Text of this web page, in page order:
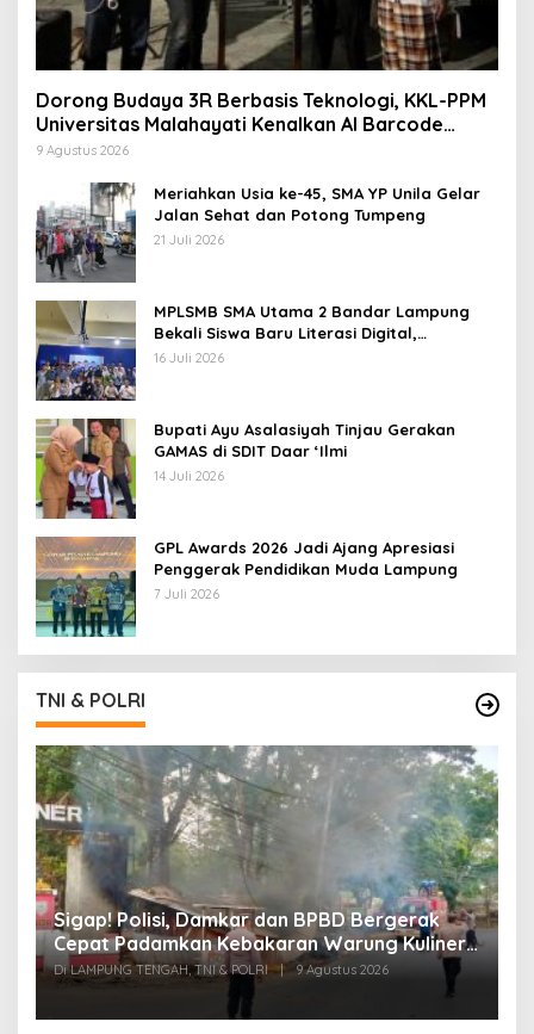
Dorong Budaya 3R Berbasis Teknologi, KKL-PPM
Universitas Malahayati Kenalkan AI Barcode
untuk Edukasi Sampah
9 Agustus 2026
Meriahkan Usia ke-45, SMA YP Unila Gelar
Jalan Sehat dan Potong Tumpeng
21 Juli 2026
MPLSMB SMA Utama 2 Bandar Lampung
Bekali Siswa Baru Literasi Digital,
Jurnalistik, dan Etika Bermedia Sosial
16 Juli 2026
Bupati Ayu Asalasiyah Tinjau Gerakan
GAMAS di SDIT Daar ‘Ilmi
14 Juli 2026
GPL Awards 2026 Jadi Ajang Apresiasi
Penggerak Pendidikan Muda Lampung
7 Juli 2026
TNI & POLRI
Sigap! Polisi, Damkar dan BPBD Bergerak
Cepat Padamkan Kebakaran Warung Kuliner
di Prosida Bandar Jaya
Di LAMPUNG TENGAH, TNI & POLRI | 9 Agustus 2026